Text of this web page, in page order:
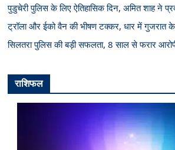
पुडुचेरी पुलिस के लिए ऐतिहासिक दिन, अमित शाह ने
ट्रॉला और ईको वैन की भीषण टक्कर, धार में गुजरात के
सिलतरा पुलिस की बड़ी सफलता, 8 साल से फरार
राशिफल